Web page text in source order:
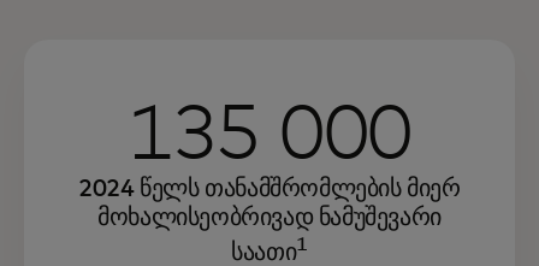
135 000
2024 წელს თანამშრომლების მიერ
მოხალისეობრივად ნამუშევარი
საათი1